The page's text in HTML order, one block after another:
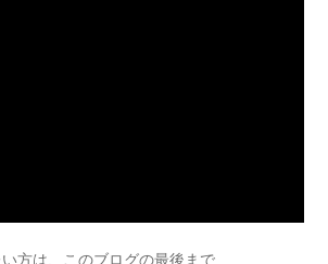
方は、このブログの最後まで